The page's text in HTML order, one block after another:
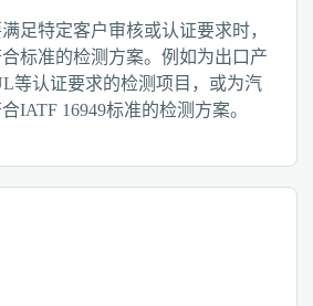
足特定客户审核或认证要求时，
标准的检测方案。例如为出口产
等认证要求的检测项目，或为汽
IATF 16949标准的检测方案。